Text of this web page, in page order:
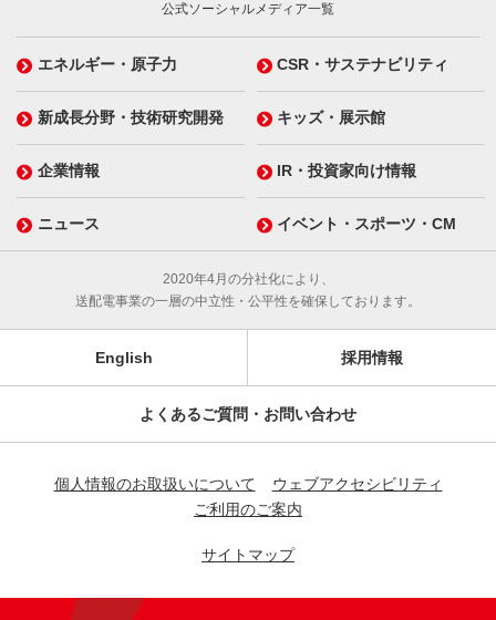
公式ソーシャルメディア一覧
エネルギー・原子力 CSR・サステナビリティ
新成長分野・技術研究開発 キッズ・展示館
企業情報 IR・投資家向け情報
ニュース イベント・スポーツ・CM
2020年4月の分社化により、
送配電事業の一層の中立性・公平性を確保しております。
English 採用情報
よくあるご質問・お問い合わせ
個人情報のお取扱いについて
ウェブアクセシビリティ
ご利用のご案内
サイトマップ